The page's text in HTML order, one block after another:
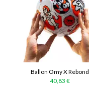
Ballon Omy X Rebond
40,83 €